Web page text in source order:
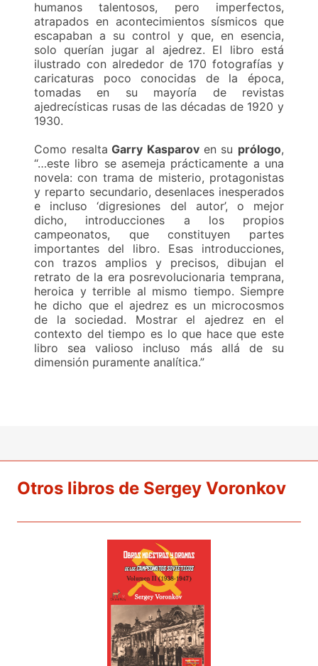
humanos talentosos, pero imperfectos,
atrapados en acontecimientos sísmicos que
escapaban a su control y que, en esencia,
solo querían jugar al ajedrez. El libro está
ilustrado con alrededor de 170 fotografías y
caricaturas poco conocidas de la época,
tomadas en su mayoría de revistas
ajedrecísticas rusas de las décadas de 1920 y
1930.
Como resalta Garry Kasparov en su prólogo,
“…este libro se asemeja prácticamente a una
novela: con trama de misterio, protagonistas
y reparto secundario, desenlaces inesperados
e incluso ‘digresiones del autor’, o mejor
dicho, introducciones a los propios
campeonatos, que constituyen partes
importantes del libro. Esas introducciones,
con trazos amplios y precisos, dibujan el
retrato de la era posrevolucionaria temprana,
heroica y terrible al mismo tiempo. Siempre
he dicho que el ajedrez es un microcosmos
de la sociedad. Mostrar el ajedrez en el
contexto del tiempo es lo que hace que este
libro sea valioso incluso más allá de su
dimensión puramente analítica.”
Otros libros de Sergey Voronkov